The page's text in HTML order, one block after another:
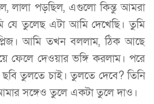
লালা পড়ছিল, এগুলো কিন্তু আমরা
যে তুলেছ এটা আমি দেখেছি। তুমি
আমি তখন বললাম, ঠিক আছে
ফেলে দেওয়ার ভঙ্গি করলাম। পরে
তুলতে চাই। তুলতে দেবে? তিনি
সঙ্গেও তুলে একটা তুলে দাও।